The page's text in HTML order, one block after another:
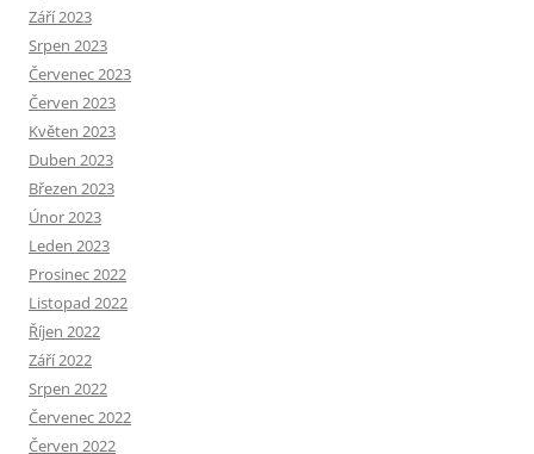
Září 2023
Srpen 2023
Červenec 2023
Červen 2023
Květen 2023
Duben 2023
Březen 2023
Únor 2023
Leden 2023
Prosinec 2022
Listopad 2022
Říjen 2022
Září 2022
Srpen 2022
Červenec 2022
Červen 2022